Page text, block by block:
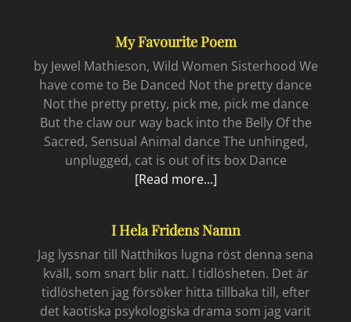
skogar
My Favourite Poem
by Jewel Mathieson, Wild Women Sisterhood We
have come to Be Danced Not the pretty dance
Not the pretty pretty, pick me, pick me dance
But the claw our way back into the Belly Of the
Sacred, Sensual Animal dance The unhinged,
unplugged, cat is out of its box Dance
[Read more...]My
I Hela Fridens Namn
Jag lyssnar till Natthikos lugna röst denna sena
kväll, som snart blir natt. I tidlösheten. Det är
tidlösheten jag försöker hitta tillbaka till, efter
det kaotiska psykologiska drama som jag varit